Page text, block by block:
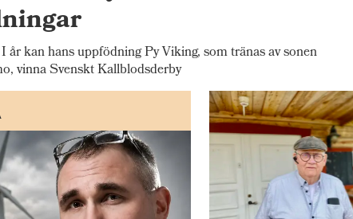
kan hans uppfödning Py Viking, som tränas av sonen
vinna Svenskt Kallblodsderby